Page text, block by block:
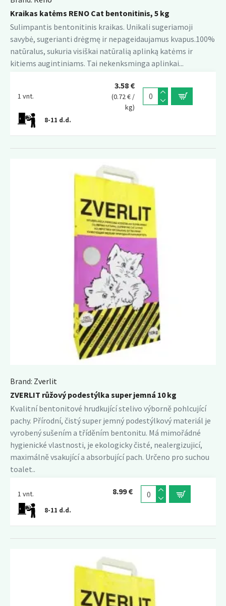
Kraikas katėms RENO Cat bentonitinis, 5 kg
Sulimpantis bentonitinis kraikas. Unikali sugeriamoji
savybė, sugerianti drėgmę ir nepageidaujamus kvapus.100%
natūralus, sukuria visiškai natūralią aplinką katėms ir
kitiems augintiniams. Tai nekenksminga aplinkai...
1 vnt.
8-11 d.d.
3.58 €
(0.72 € /
kg)
Brand: Zverlit
ZVERLIT růžový podestýlka super jemná 10 kg
Kvalitní bentonitové hrudkující stelivo výborně pohlcující
pachy. Přírodní, čistý super jemný podestýlkový materiál je
vyrobený sušením a tříděním bentonitu. Má mimořádné
hygienické vlastnosti, je ekologicky čisté, nealergizujicí,
maximálně vsakující a absorbující pach. Určeno pro suchou
toalet..
1 vnt.
8-11 d.d.
8.99 €